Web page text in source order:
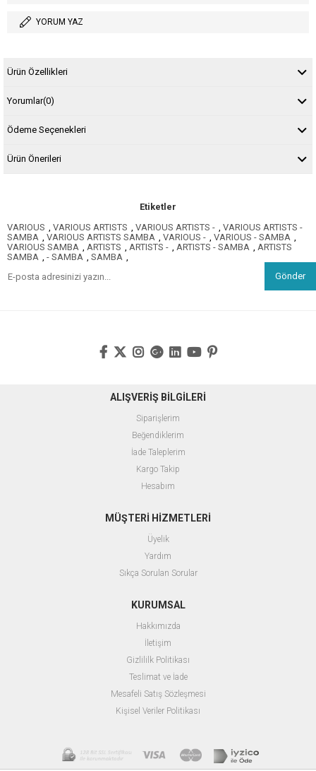
YORUM YAZ
Ürün Özellikleri
Yorumlar(0)
Ödeme Seçenekleri
Ürün Önerileri
Etiketler
VARIOUS , VARIOUS ARTISTS , VARIOUS ARTISTS - , VARIOUS ARTISTS -
SAMBA , VARIOUS ARTISTS SAMBA , VARIOUS - , VARIOUS - SAMBA ,
VARIOUS SAMBA , ARTISTS , ARTISTS - , ARTISTS - SAMBA , ARTISTS
SAMBA , - SAMBA , SAMBA ,
Gönder
ALIŞVERİŞ BİLGİLERİ
Siparişlerim
Beğendiklerim
İade Taleplerim
Kargo Takip
Hesabım
MÜŞTERİ HİZMETLERİ
Üyelik
Yardım
Sıkça Sorulan Sorular
KURUMSAL
Hakkımızda
İletişim
Gizlililk Politikası
Teslimat ve İade
Mesafeli Satış Sözleşmesi
Kişisel Veriler Politikası